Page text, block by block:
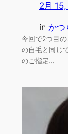
2月
in かつ
今回で2つ目
の自毛と同じ
のご指定…